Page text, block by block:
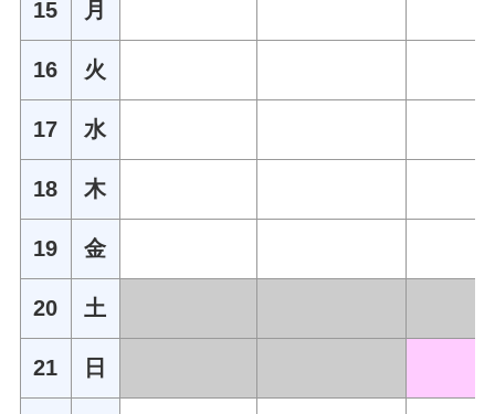
15 月
16 火
17 水
18 木
19 金
20 土
21 日